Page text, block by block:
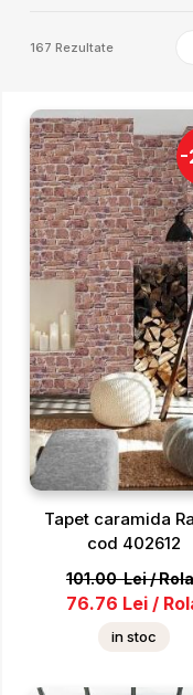
167 Rezultate
-
Tapet caramida
cod 402612
101.00 Lei/Rola
76.76 Lei /
in stoc